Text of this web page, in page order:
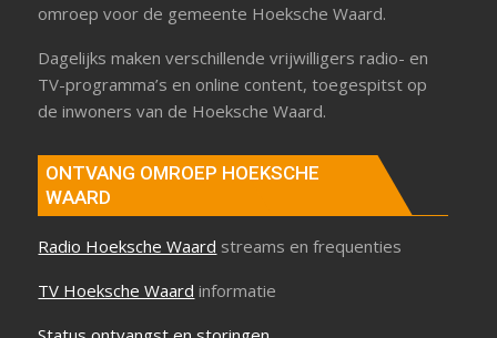
omroep voor de gemeente Hoeksche Waard.
Dagelijks maken verschillende vrijwilligers radio- en
TV-programma’s en online content, toegespitst op
de inwoners van de Hoeksche Waard.
ONTVANG OMROEP HOEKSCHE
WAARD
Radio Hoeksche Waard streams en frequenties
TV Hoeksche Waard informatie